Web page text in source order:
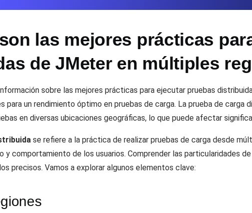
Monitores
las mejores prácticas
de JMeter en múltiples
sobre las mejores prácticas para ejecutar pruebas
para un rendimiento óptimo en pruebas de carga. La prueba de carga
en diversas ubicaciones geográficas, lo que puede afectar
se refiere a la práctica de realizar pruebas de carga desde
y comportamiento de los usuarios. Comprender las particularidades de
precisos. Vamos a explorar algunos elementos clave: